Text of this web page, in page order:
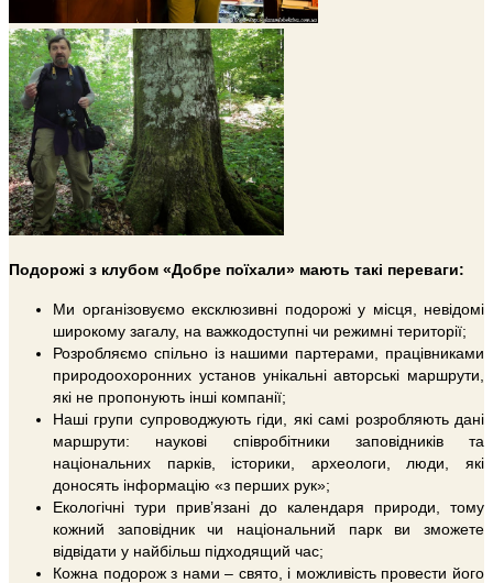
Подорожі з клубом «Добре поїхали» мають такі переваги:
Ми організовуємо ексклюзивні подорожі у місця, невідомі
широкому загалу, на важкодоступні чи режимні території;
Розробляємо спільно із нашими партерами, працівниками
природоохоронних установ унікальні авторські маршрути,
які не пропонують інші компанії;
Наші групи супроводжують гіди, які самі розробляють дані
маршрути: наукові співробітники заповідників та
національних парків, історики, археологи, люди, які
доносять інформацію «з перших рук»;
Екологічні тури прив’язані до календаря природи, тому
кожний заповідник чи національний парк ви зможете
відвідати у найбільш підходящий час;
Кожна подорож з нами – свято, і можливість провести його